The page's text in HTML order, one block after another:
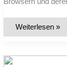
Wie
Profile
Weiterlesen »